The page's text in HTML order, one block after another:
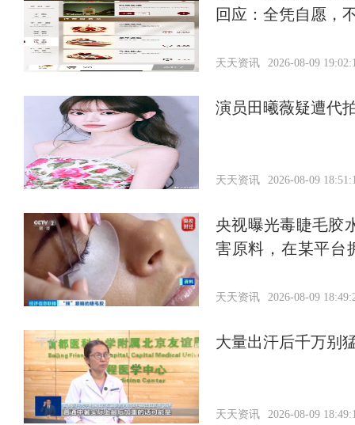
回应：全凭自愿，
天天资讯 2026-08-09
演员田曦薇疑遭代
天天资讯 2026-08-09
央视曝光毒睫毛胶
害原料，在某平台
天天资讯 2026-08-09
大量出汗后千万别
天天资讯 2026-08-09